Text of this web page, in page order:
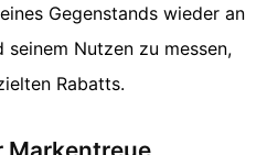
Gegenstands wieder an
seinem Nutzen zu messen,
Rabatts.